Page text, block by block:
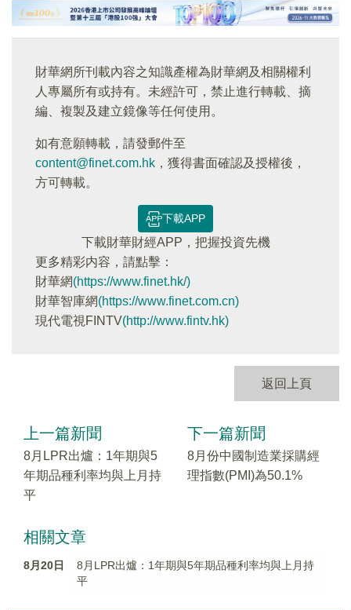
財華網所刊載內容之知識產權為財華網及相關權利
人專屬所有或持有。未經許可，禁止進行轉載、摘
編、複製及建立鏡像等任何使用。
如有意願轉載，請發郵件至
content@finet.com.hk ，獲得書面確認及授權後，
方可轉載。
下載APP
下載財華財經APP，把握投資先機
更多精彩内容，請點擊：
財華網(https://www.finet.hk/)
財華智庫網(https://www.finet.com.cn)
現代電視FINTV(http://www.fintv.hk)
返回上頁
上一篇新聞
8月LPR出爐：1年期與5
年期品種利率均與上月持
平
下一篇新聞
8月份中國制造業採購經
理指數(PMI)為50.1%
相關文章
8月20日
8月LPR出爐：1年期與5年期品種利率均與上月持
平